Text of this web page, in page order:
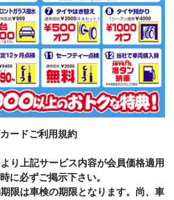
ードご利用規約
り上記サービス内容が会員価格適用
に必ずご掲示下さい。
限は車検の期限となります。尚、車